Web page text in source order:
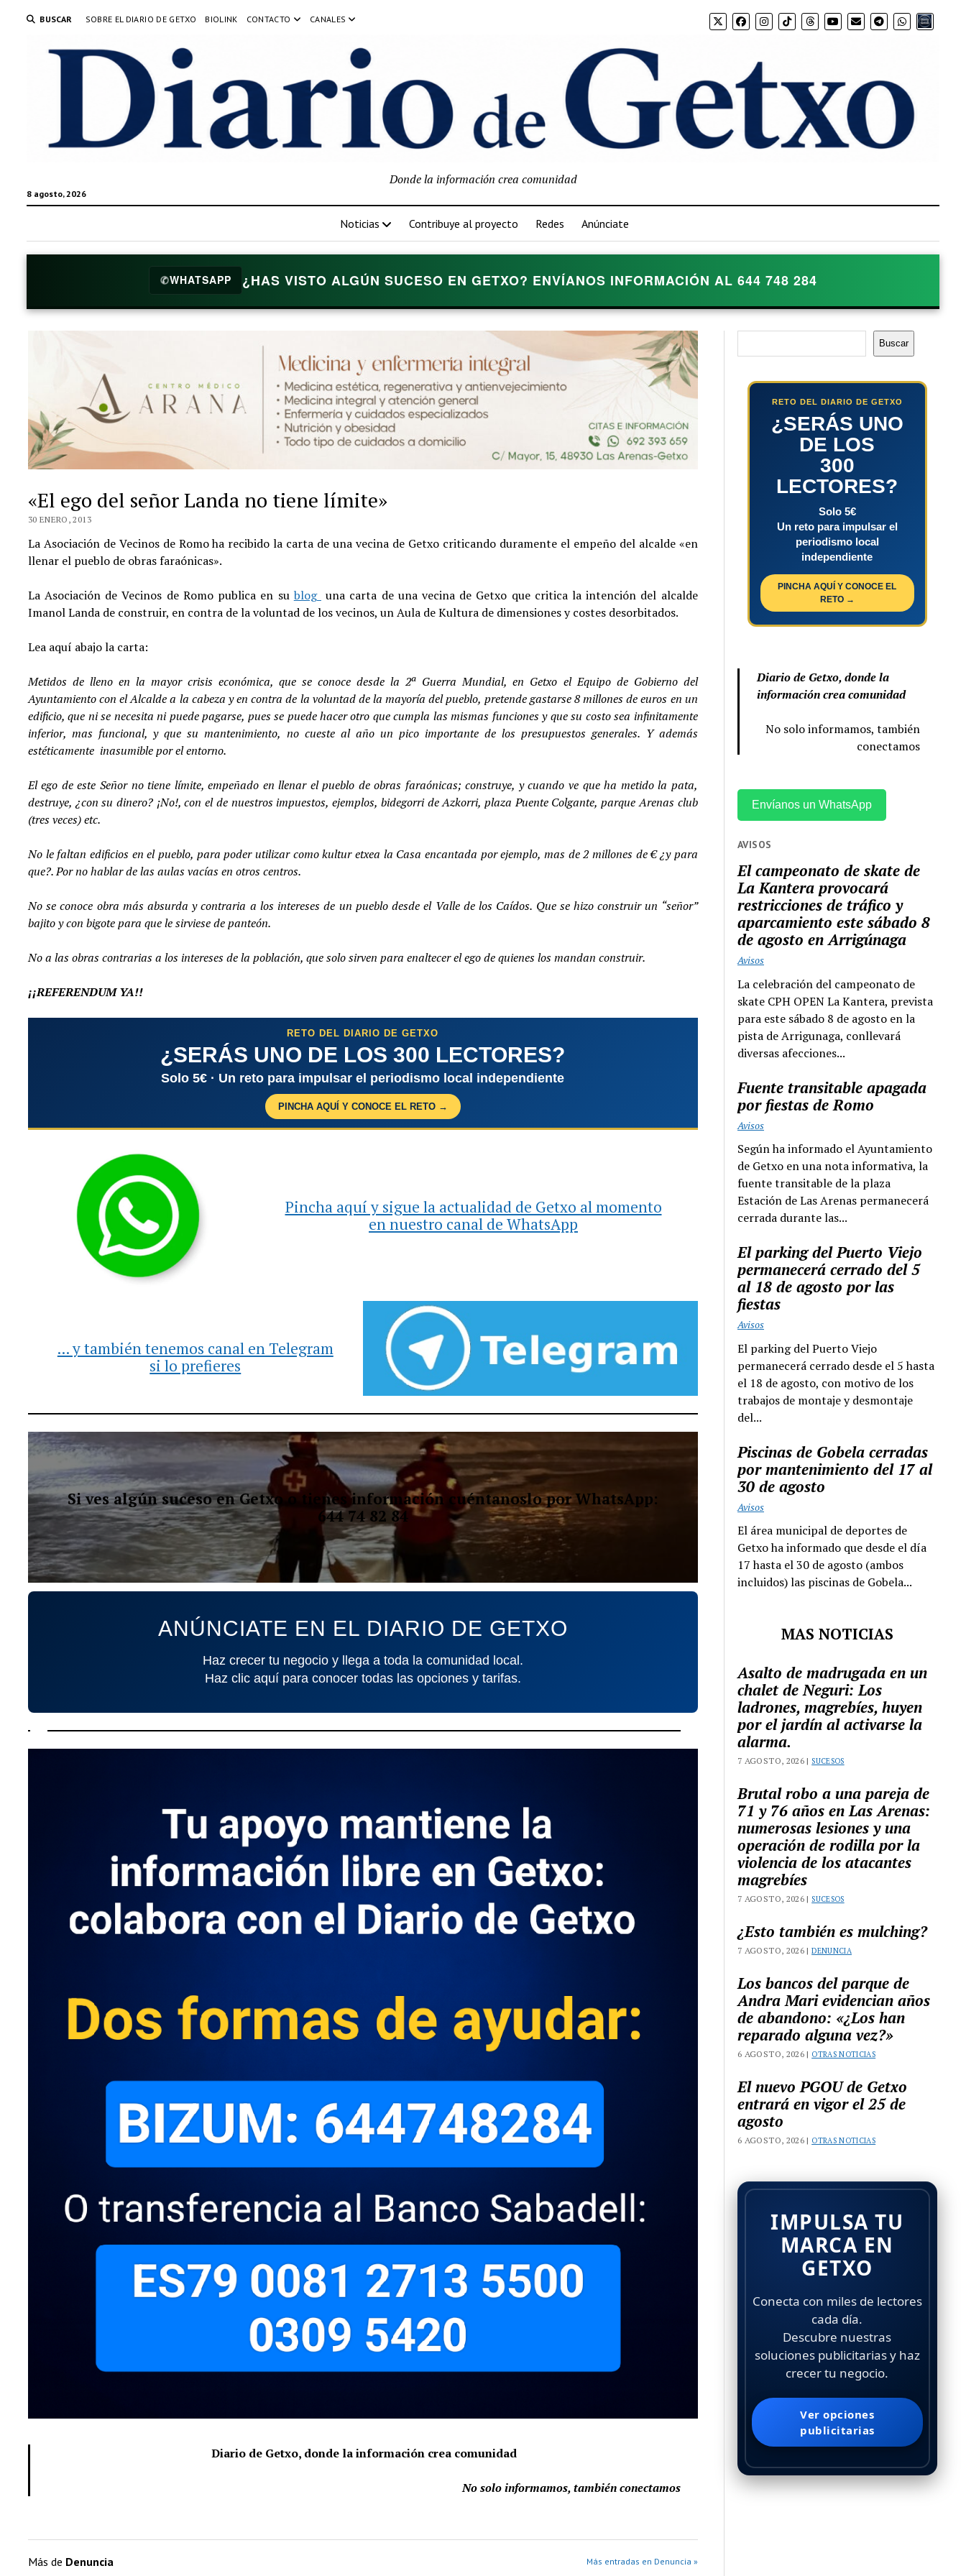
BUSCAR SOBRE EL DIARIO DE GETXO BIOLINK CONTACTO CANALES Bio.link
8 agosto, 2026
Donde la información crea comunidad
Noticias Contribuye al proyecto Redes Anúnciate
✆WHATSAPP ¿HAS VISTO ALGÚN SUCESO EN GETXO? ENVÍANOS INFORMACIÓN AL 644 748 284
«El ego del señor Landa no tiene límite»
30 ENERO, 2013
La Asociación de Vecinos de Romo ha recibido la carta de una vecina de Getxo criticando duramente el empeño del alcalde «en
llenar el pueblo de obras faraónicas».
La Asociación de Vecinos de Romo publica en su blog una carta de una vecina de Getxo que critica la intención del alcalde
Imanol Landa de construir, en contra de la voluntad de los vecinos, un Aula de Kultura de dimensiones y costes desorbitados.
Lea aquí abajo la carta:
Metidos de lleno en la mayor crisis económica, que se conoce desde la 2ª Guerra Mundial, en Getxo el Equipo de Gobierno del
Ayuntamiento con el Alcalde a la cabeza y en contra de la voluntad de la mayoría del pueblo, pretende gastarse 8 millones de euros en un
edificio, que ni se necesita ni puede pagarse, pues se puede hacer otro que cumpla las mismas funciones y que su costo sea infinitamente
inferior, mas funcional, y que su mantenimiento, no cueste al año un pico importante de los presupuestos generales. Y además
estéticamente inasumible por el entorno.
El ego de este Señor no tiene límite, empeñado en llenar el pueblo de obras faraónicas; construye, y cuando ve que ha metido la pata,
destruye, ¿con su dinero? ¡No!, con el de nuestros impuestos, ejemplos, bidegorri de Azkorri, plaza Puente Colgante, parque Arenas club
(tres veces) etc.
No le faltan edificios en el pueblo, para poder utilizar como kultur etxea la Casa encantada por ejemplo, mas de 2 millones de € ¿y para
que?. Por no hablar de las aulas vacías en otros centros.
No se conoce obra más absurda y contraria a los intereses de un pueblo desde el Valle de los Caídos. Que se hizo construir un “señor”
bajito y con bigote para que le sirviese de panteón.
No a las obras contrarias a los intereses de la población, que solo sirven para enaltecer el ego de quienes los mandan construir.
¡¡REFERENDUM YA!!
RETO DEL DIARIO DE GETXO
¿SERÁS UNO DE LOS 300 LECTORES?
Solo 5€ · Un reto para impulsar el periodismo local independiente
PINCHA AQUÍ Y CONOCE EL RETO →
Pincha aquí y sigue la actualidad de Getxo al momento
en nuestro canal de WhatsApp
... y también tenemos canal en Telegram
si lo prefieres
Si ves algún suceso en Getxo o tienes información cuéntanoslo por WhatsApp:
644 74 82 84
ANÚNCIATE EN EL DIARIO DE GETXO
Haz crecer tu negocio y llega a toda la comunidad local.
Haz clic aquí para conocer todas las opciones y tarifas.
Diario de Getxo, donde la información crea comunidad
No solo informamos, también conectamos
Más de Denuncia Más entradas en Denuncia »
Buscar
RETO DEL DIARIO DE GETXO
¿SERÁS UNO
DE LOS
300
LECTORES?
Solo 5€
Un reto para impulsar el
periodismo local
independiente
PINCHA AQUÍ Y CONOCE EL
RETO →
Diario de Getxo, donde la
información crea comunidad
No solo informamos, también
conectamos
Envíanos un WhatsApp
AVISOS
El campeonato de skate de
La Kantera provocará
restricciones de tráfico y
aparcamiento este sábado 8
de agosto en Arrigúnaga
Avisos
La celebración del campeonato de
skate CPH OPEN La Kantera, prevista
para este sábado 8 de agosto en la
pista de Arrigunaga, conllevará
diversas afecciones...
Fuente transitable apagada
por fiestas de Romo
Avisos
Según ha informado el Ayuntamiento
de Getxo en una nota informativa, la
fuente transitable de la plaza
Estación de Las Arenas permanecerá
cerrada durante las...
El parking del Puerto Viejo
permanecerá cerrado del 5
al 18 de agosto por las
fiestas
Avisos
El parking del Puerto Viejo
permanecerá cerrado desde el 5 hasta
el 18 de agosto, con motivo de los
trabajos de montaje y desmontaje
del...
Piscinas de Gobela cerradas
por mantenimiento del 17 al
30 de agosto
Avisos
El área municipal de deportes de
Getxo ha informado que desde el día
17 hasta el 30 de agosto (ambos
incluidos) las piscinas de Gobela...
MAS NOTICIAS
Asalto de madrugada en un
chalet de Neguri: Los
ladrones, magrebíes, huyen
por el jardín al activarse la
alarma.
7 AGOSTO, 2026 | SUCESOS
Brutal robo a una pareja de
71 y 76 años en Las Arenas:
numerosas lesiones y una
operación de rodilla por la
violencia de los atacantes
magrebíes
7 AGOSTO, 2026 | SUCESOS
¿Esto también es mulching?
7 AGOSTO, 2026 |DENUNCIA
Los bancos del parque de
Andra Mari evidencian años
de abandono: «¿Los han
reparado alguna vez?»
6 AGOSTO, 2026 | OTRAS NOTICIAS
El nuevo PGOU de Getxo
entrará en vigor el 25 de
agosto
6 AGOSTO, 2026 | OTRAS NOTICIAS
IMPULSA TU
MARCA EN
GETXO
Conecta con miles de lectores
cada día.
Descubre nuestras
soluciones publicitarias y haz
crecer tu negocio.
Ver opciones
publicitarias